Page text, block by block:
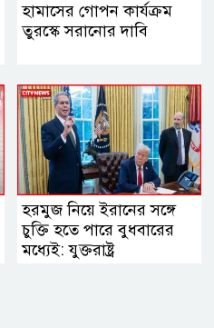
হামাসের গোপন কার্যক্রম
তুরস্কে সরানোর দাবি
হরমুজ নিয়ে ইরানের সঙ্গে
চুক্তি হতে পারে বুধবারের
মধ্যেই: যুক্তরাষ্ট্র